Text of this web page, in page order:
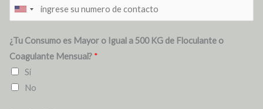
¿Tu Consumo es Mayor o Igual a 500 KG de Floculante o
Coagulante Mensual? *
Si
No